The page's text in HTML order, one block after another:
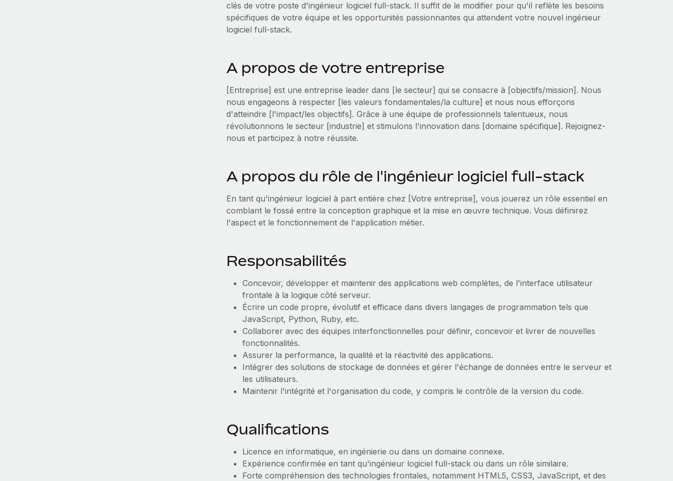
clés de votre poste d'ingénieur logiciel full-stack. Il suffit de le modifier pour qu'il reflète les besoins
spécifiques de votre équipe et les opportunités passionnantes qui attendent votre nouvel ingénieur
logiciel full-stack.
A propos de votre entreprise
[Entreprise] est une entreprise leader dans [le secteur] qui se consacre à [objectifs/mission]. Nous
nous engageons à respecter [les valeurs fondamentales/la culture] et nous nous efforçons
d'atteindre [l'impact/les objectifs]. Grâce à une équipe de professionnels talentueux, nous
révolutionnons le secteur [industrie] et stimulons l'innovation dans [domaine spécifique]. Rejoignez-
nous et participez à notre réussite.
A propos du rôle de l'ingénieur logiciel full-stack
En tant qu'ingénieur logiciel à part entière chez [Votre entreprise], vous jouerez un rôle essentiel en
comblant le fossé entre la conception graphique et la mise en œuvre technique. Vous définirez
l'aspect et le fonctionnement de l'application métier.
Responsabilités
Concevoir, développer et maintenir des applications web complètes, de l'interface utilisateur
frontale à la logique côté serveur.
Écrire un code propre, évolutif et efficace dans divers langages de programmation tels que
JavaScript, Python, Ruby, etc.
Collaborer avec des équipes interfonctionnelles pour définir, concevoir et livrer de nouvelles
fonctionnalités.
Assurer la performance, la qualité et la réactivité des applications.
Intégrer des solutions de stockage de données et gérer l'échange de données entre le serveur et
les utilisateurs.
Maintenir l'intégrité et l'organisation du code, y compris le contrôle de la version du code.
Qualifications
Licence en informatique, en ingénierie ou dans un domaine connexe.
Expérience confirmée en tant qu'ingénieur logiciel full-stack ou dans un rôle similaire.
Forte compréhension des technologies frontales, notamment HTML5, CSS3, JavaScript, et des